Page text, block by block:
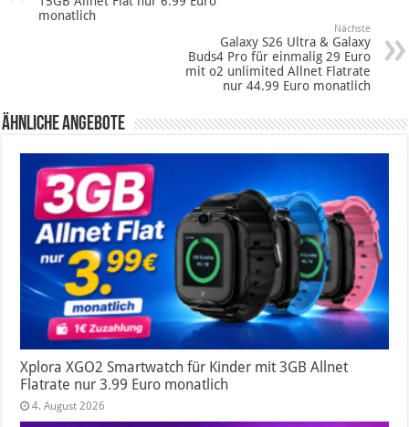
monatlich
Nächste
Galaxy S26 Ultra & Galaxy
Buds4 Pro für einmalig 29 Euro
mit o2 unlimited Allnet Flatrate
nur 44.99 Euro monatlich
Ähnliche Angebote
Xplora XGO2 Smartwatch für Kinder mit 3GB Allnet
Flatrate nur 3.99 Euro monatlich
4. August 2026